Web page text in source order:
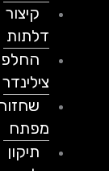
קיצור
דלתות
החלפת
צילינדר
שחזור
מפתח
תיקון